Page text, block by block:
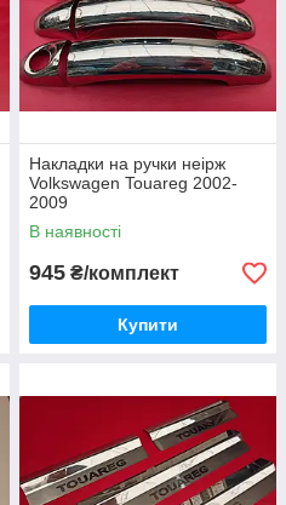
Накладки на ручки неірж
Volkswagen Touareg 2002-
2009
В наявності
945 ₴/комплект
Купити